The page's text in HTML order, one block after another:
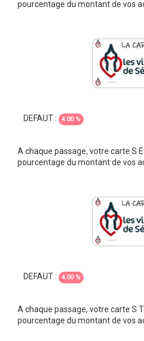
pourcentage du montant de vos
DEFAUT : 4.00 %
A chaque passage, votre carte S
pourcentage du montant de vos
DEFAUT : 4.00 %
A chaque passage, votre carte S
pourcentage du montant de vos